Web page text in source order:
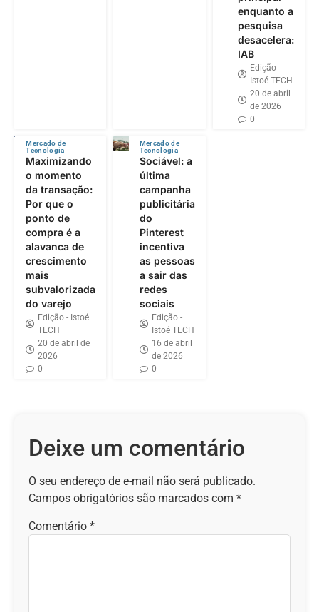
enquanto a
pesquisa
desacelera:
IAB
Edição -
Istoé TECH
20 de abril
de 2026
0
Mercado de
Tecnologia
Maximizando
o momento
da transação:
Por que o
ponto de
compra é a
alavanca de
crescimento
mais
subvalorizada
do varejo
Edição - Istoé
TECH
20 de abril de
2026
0
Mercado de
Tecnologia
Sociável: a
última
campanha
publicitária
do
Pinterest
incentiva
as pessoas
a sair das
redes
sociais
Edição -
Istoé TECH
16 de abril
de 2026
0
Deixe um comentário
O seu endereço de e-mail não será publicado.
Campos obrigatórios são marcados com *
Comentário *